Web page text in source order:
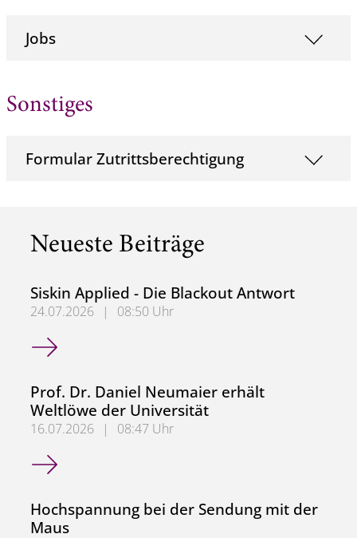
Jobs
Sonstiges
Formular Zutrittsberechtigung
Neueste Beiträge
Siskin Applied - Die Blackout Antwort
24.07.2026 |
08:50 Uhr
Siskin Applied - Die Blackout Antwort
Prof. Dr. Daniel Neumaier erhält
Weltlöwe der Universität
16.07.2026 |
08:47 Uhr
Prof. Dr. Daniel Neumaier erhält Weltlöwe der Universität
Hochspannung bei der Sendung mit der
Maus